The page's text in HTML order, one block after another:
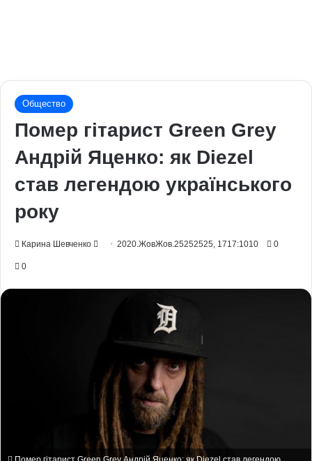
Общество
Помер гітарист Green Grey
Андрій Яценко: як Diezel
став легендою українського
року
Карина Шевченко
Send2020.ЖовЖов.25252525, 1717:1010 0
0